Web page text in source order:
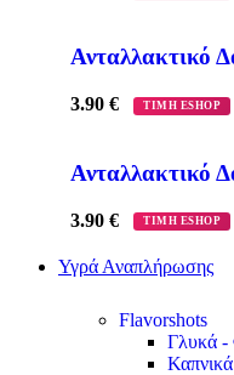
Ανταλλακτικό
3.90 € ΤΙΜΗ ESHOP
Ανταλλακτικό
3.90 € ΤΙΜΗ ESHOP
Υγρά Αναπλήρωσης
Flavorshots
Γλυκά -
Καπνικά